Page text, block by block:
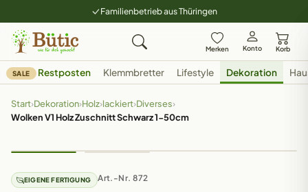
Familienbetrieb aus Thüringen
Merken Konto Korb
SALE Restposten Klemmbretter Lifestyle Dekoration
Start›Dekoration›Holz›lackiert›Diverses›
Wolken V1 Holz Zuschnitt Schwarz 1-50cm
EIGENE FERTIGUNG Art.-Nr. 872